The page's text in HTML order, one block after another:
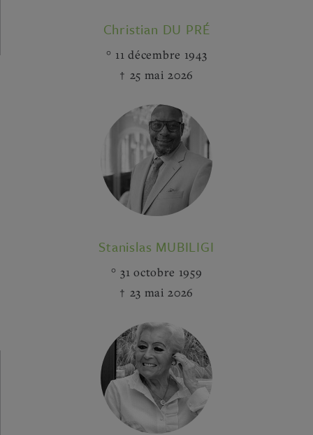
Christian DU PRÉ
11 décembre 1943
25 mai 2026
Stanislas MUBILIGI
31 octobre 1959
23 mai 2026